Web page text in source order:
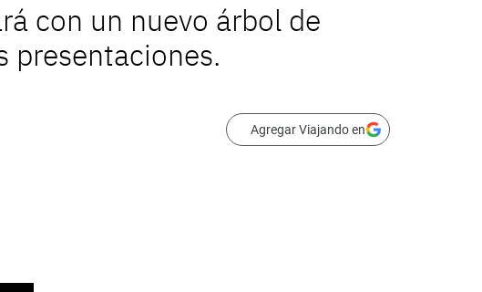
con un nuevo árbol de
presentaciones.
Agregar Viajando en